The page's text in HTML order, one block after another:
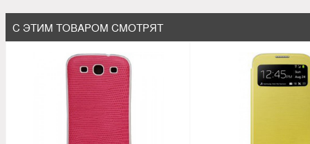
С ЭТИМ ТОВАРОМ СМОТРЯТ